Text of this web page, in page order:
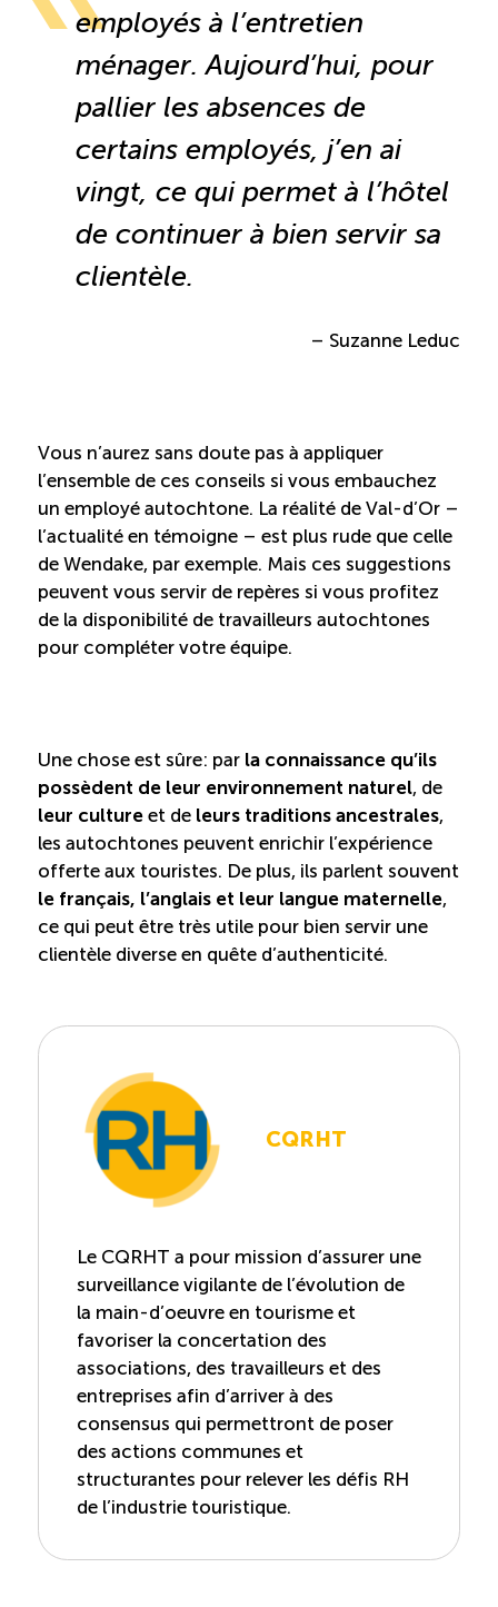
employés à l’entretien
ménager. Aujourd’hui, pour
pallier les absences de
certains employés, j’en ai
vingt, ce qui permet à l’hôtel
de continuer à bien servir sa
clientèle.
– Suzanne Leduc
Vous n’aurez sans doute pas à appliquer
l’ensemble de ces conseils si vous embauchez
un employé autochtone. La réalité de Val-d’Or –
l’actualité en témoigne – est plus rude que celle
de Wendake, par exemple. Mais ces suggestions
peuvent vous servir de repères si vous profitez
de la disponibilité de travailleurs autochtones
pour compléter votre équipe.
Une chose est sûre: par la connaissance qu’ils
possèdent de leur environnement naturel, de
leur culture et de leurs traditions ancestrales,
les autochtones peuvent enrichir l’expérience
offerte aux touristes. De plus, ils parlent souvent
le français, l’anglais et leur langue maternelle,
ce qui peut être très utile pour bien servir une
clientèle diverse en quête d’authenticité.
CQRHT
Le CQRHT a pour mission d’assurer une
surveillance vigilante de l’évolution de
la main-d’oeuvre en tourisme et
favoriser la concertation des
associations, des travailleurs et des
entreprises afin d’arriver à des
consensus qui permettront de poser
des actions communes et
structurantes pour relever les défis RH
de l’industrie touristique.